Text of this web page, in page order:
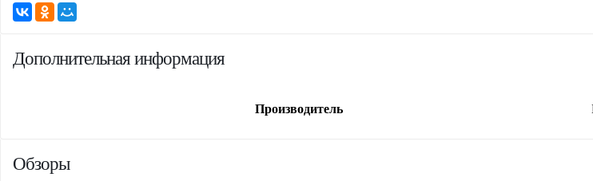
Дополнительная информация
Производитель
Обзоры